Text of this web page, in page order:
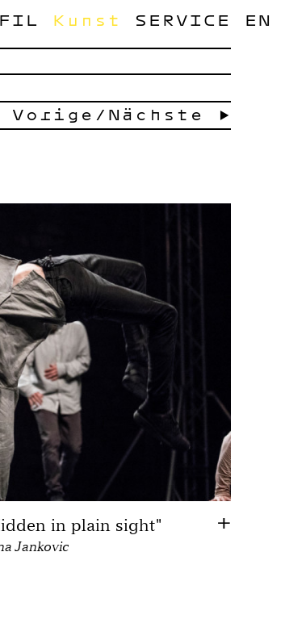
Kunst
SERVICE EN
Vorige / Nächste →
in plain sight"
Jankovic